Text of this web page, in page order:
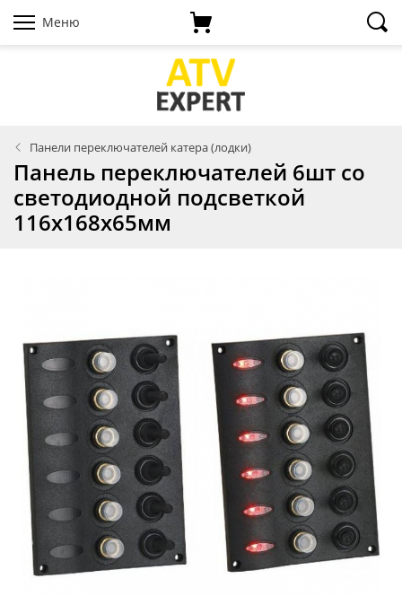
Меню
Панели переключателей катера (лодки)
Панель переключателей 6шт со
светодиодной подсветкой
116х168х65мм